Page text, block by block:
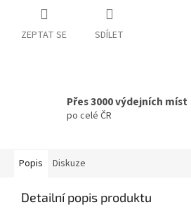
ZEPTAT SE SDÍLET
Přes 3000 výdejních míst
po celé ČR
Popis Diskuze
Detailní popis produktu